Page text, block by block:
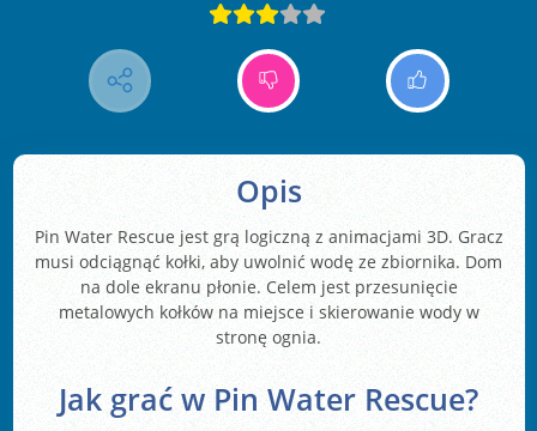
Opis
Pin Water Rescue jest grą logiczną z animacjami 3D. Gracz
musi odciągnąć kołki, aby uwolnić wodę ze zbiornika. Dom
na dole ekranu płonie. Celem jest przesunięcie
metalowych kołków na miejsce i skierowanie wody w
stronę ognia.
Jak grać w Pin Water Rescue?